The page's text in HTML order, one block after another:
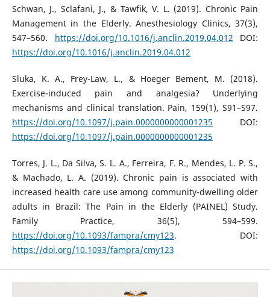
Schwan, J., Sclafani, J., & Tawfik, V. L. (2019). Chronic Pain
Management in the Elderly. Anesthesiology Clinics, 37(3),
547–560. https://doi.org/10.1016/j.anclin.2019.04.012 DOI:
https://doi.org/10.1016/j.anclin.2019.04.012
Sluka, K. A., Frey-Law, L., & Hoeger Bement, M. (2018).
Exercise-induced pain and analgesia? Underlying
mechanisms and clinical translation. Pain, 159(1), S91–S97.
https://doi.org/10.1097/j.pain.0000000000001235 DOI:
https://doi.org/10.1097/j.pain.0000000000001235
Torres, J. L., Da Silva, S. L. A., Ferreira, F. R., Mendes, L. P. S.,
& Machado, L. A. (2019). Chronic pain is associated with
increased health care use among community-dwelling older
adults in Brazil: The Pain in the Elderly (PAINEL) Study.
Family Practice, 36(5), 594–599.
https://doi.org/10.1093/fampra/cmy123. DOI:
https://doi.org/10.1093/fampra/cmy123